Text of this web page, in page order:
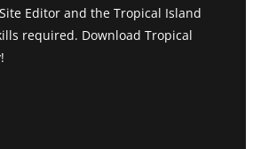
Editor and the Tropical Island
required. Download Tropical